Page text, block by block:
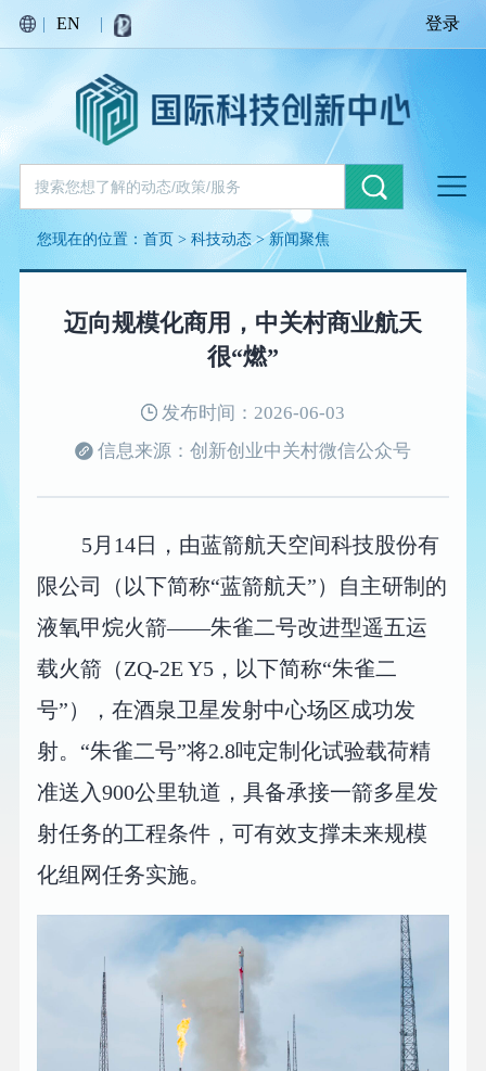
| EN | 登录
您现在的位置：首页 >科技动态>新闻聚焦
迈向规模化商用，中关村商业航天
很“燃”
发布时间：2026-06-03
信息来源：创新创业中关村微信公众号
5月14日，由蓝箭航天空间科技股份有
限公司（以下简称“蓝箭航天”）自主研制的
液氧甲烷火箭——朱雀二号改进型遥五运
载火箭（ZQ-2E Y5，以下简称“朱雀二
号”），在酒泉卫星发射中心场区成功发
射。“朱雀二号”将2.8吨定制化试验载荷精
准送入900公里轨道，具备承接一箭多星发
射任务的工程条件，可有效支撑未来规模
化组网任务实施。